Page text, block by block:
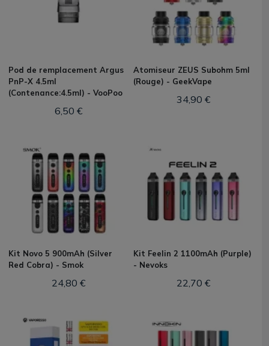
Pod de remplacement Argus
PnP-X 4.5ml
(Contenance:4.5ml) - VooPoo
6,50 €
Atomiseur ZEUS Subohm 5ml
(Rouge) - GeekVape
34,90 €
Kit Novo 5 900mAh (Silver
Red Cobra) - Smok
24,80 €
Kit Feelin 2 1100mAh (Purple)
- Nevoks
22,70 €